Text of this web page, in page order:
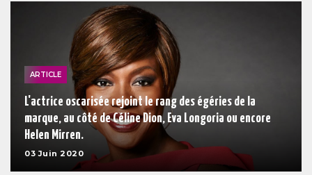
ARTICLE
L'actrice oscarisée rejoint le rang des égéries de la
marque, au côté de Céline Dion, Eva Longoria ou encore
Helen Mirren.
03 Juin 2020